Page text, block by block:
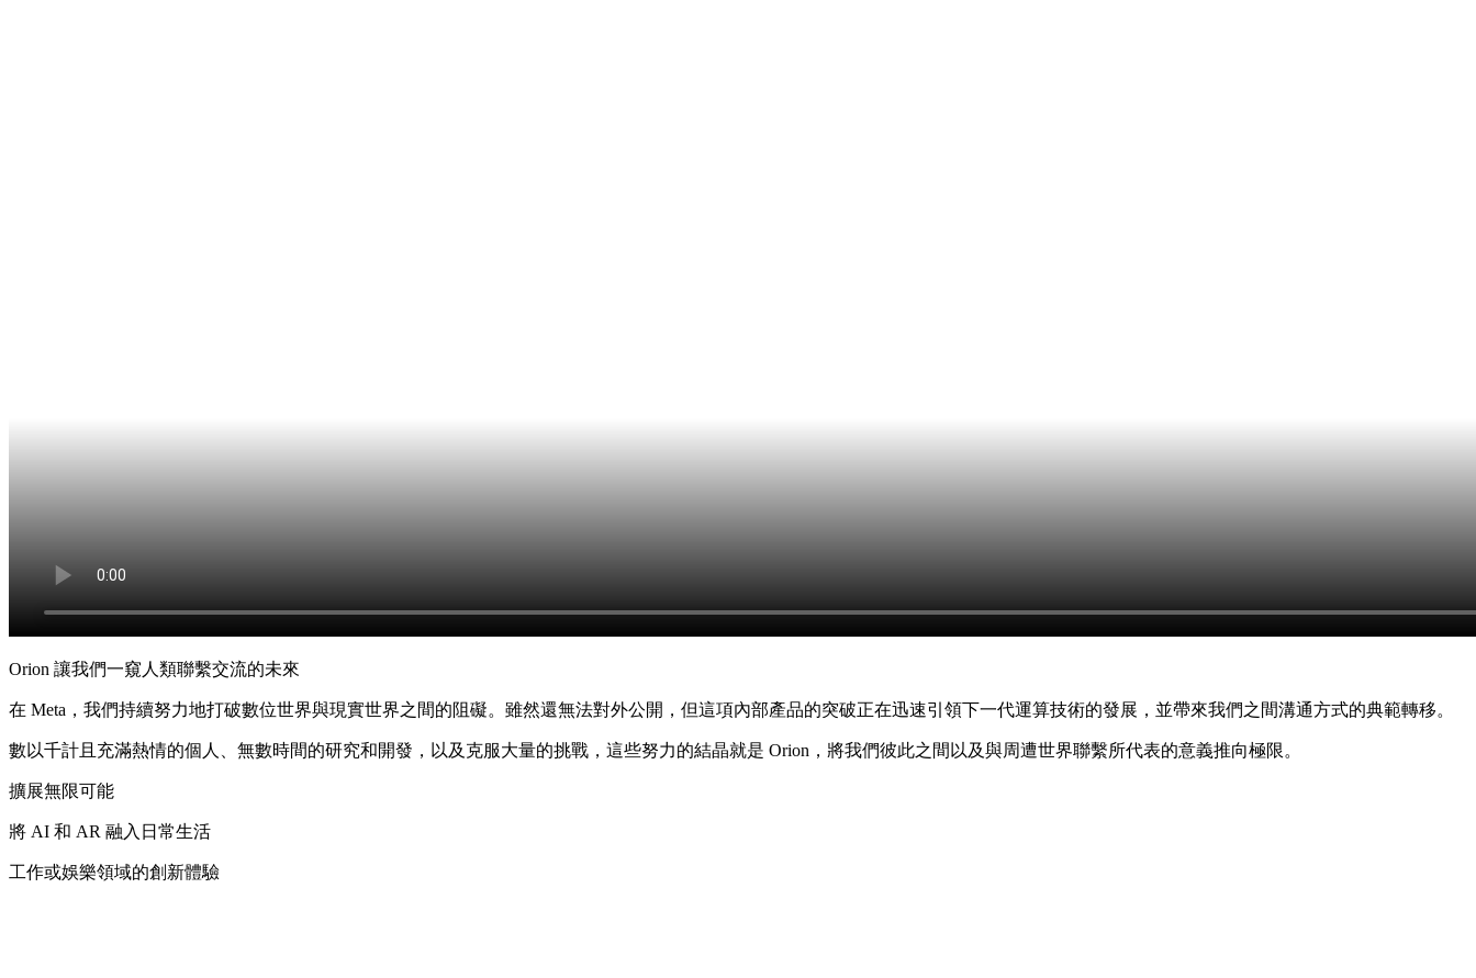
Orion 讓我們一窺人類聯繫交流的未來
在 Meta，我們持續努力地打破數位世界與現實世界之間的阻礙。雖然還無法對外公開，但這項內部產品的突破正在迅速引領下一代運算技術的發展，並帶來我們之間溝通方式的典範轉移。
數以千計且充滿熱情的個人、無數時間的研究和開發，以及克服大量的挑戰，這些努力的結晶就是 Orion，將我們彼此之間以及與周遭世界聯繫所代表的意義推向極限。
擴展無限可能
將 AI 和 AR 融入日常生活
工作或娛樂領域的創新體驗